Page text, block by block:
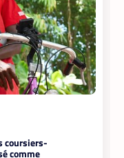
coursiers-
comme